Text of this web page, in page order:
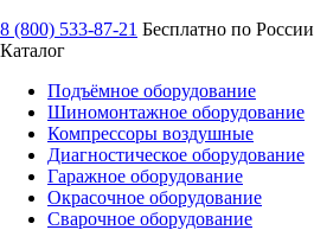
8 (800) 533-87-21 Бесплатно по России
Каталог
Подъёмное оборудование
Шиномонтажное оборудование
Компрессоры воздушные
Диагностическое оборудование
Гаражное оборудование
Окрасочное оборудование
Сварочное оборудование